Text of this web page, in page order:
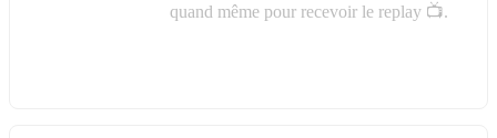
quand même pour recevoir le replay 📺.